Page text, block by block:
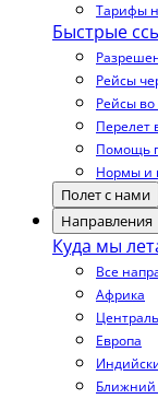
Тарифы
Быстрые
Рейсы
Рейсы
Перелет
Помощь
Нормы и
Полет с нами
Направления
Куда мы
Все
Африка
Европа
Ближний